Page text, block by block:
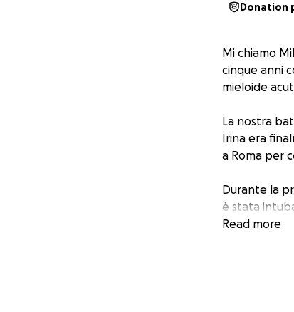
Donation
Mi chiamo
cinque anni
mieloide
La nostra
Irina era
a Roma per
Durante la
è stata
per mesi. È
Purtroppo,
Read more